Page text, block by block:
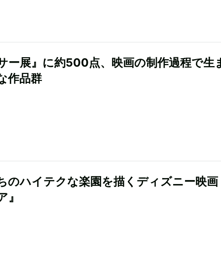
ー展』に約500点、映画の制作過程で生
作品群
のハイテクな楽園を描くディズニー映画
』